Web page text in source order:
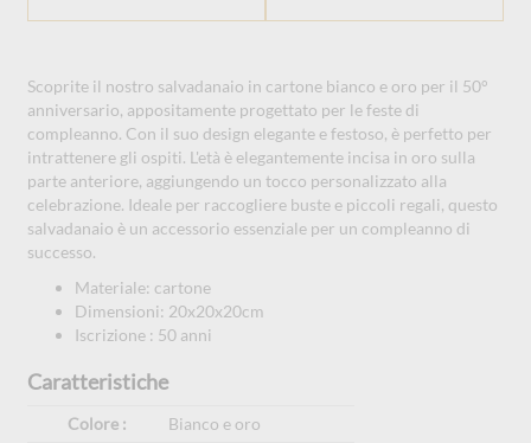
Scoprite il nostro salvadanaio in cartone bianco e oro per il 50°
anniversario, appositamente progettato per le feste di
compleanno. Con il suo design elegante e festoso, è perfetto per
intrattenere gli ospiti. L'età è elegantemente incisa in oro sulla
parte anteriore, aggiungendo un tocco personalizzato alla
celebrazione. Ideale per raccogliere buste e piccoli regali, questo
salvadanaio è un accessorio essenziale per un compleanno di
successo.
Materiale: cartone
Dimensioni: 20x20x20cm
Iscrizione : 50 anni
Caratteristiche
Colore : Bianco e oro